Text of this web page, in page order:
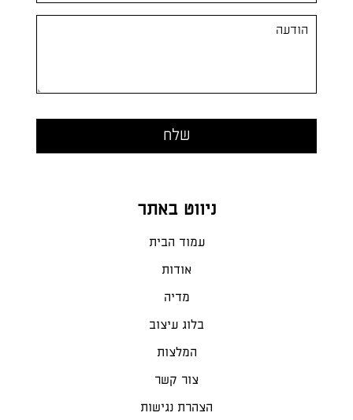
ניווט באתר
עמוד הבית
אודות
מדיה
בלוג עיצוב
המלצות
צור קשר
הצהרת נגישות